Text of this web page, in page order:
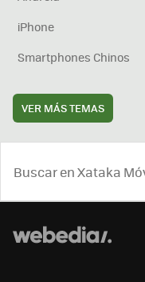
iPhone
Smartphones Chinos
VER MÁS TEMAS